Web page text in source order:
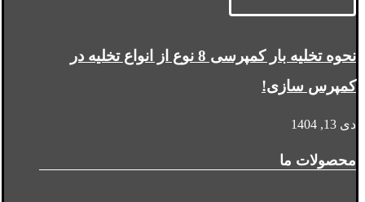
نحوه تخلیه بار کمپرسی 8 نوع از انواع تخلیه در
کمپرس سازی!
دی 13, 1404
محصولات ما